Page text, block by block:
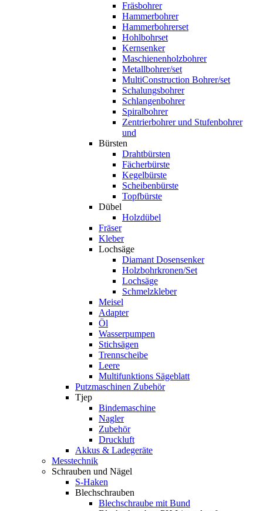
Fräsbohrer
Hammerbohrer
Hammerbohrerset
Hohlbohrset
Kernsenker
Maschienenholzbohrer
Metallbohrer/set
MultiConstruction Bohrer/set
Schalungsbohrer
Schlangenbohrer
Spiralbohrer
Zentrierbohrer und Stufenbohrer
und
Bürsten
Drahtbürsten
Fächerbürste
Kegelbürste
Scheibenbürste
Topfbürste
Dübel
Holzdübel
Fräser
Kleber
Lochsäge
Diamant Dosensenker
Holzbohrkronen/Set
Lochsäge
Schmelzkleber
Meisel
Adapter
Öl
Wasserpumpen
Stichsägen
Trennscheibe
Leere
Multifunktions Sägeblatt
Putzmaschinen Zubehör
Tjep
Bindemaschine
Nagler
Zubehör
Druckluft
Akkus & Ladegeräte
Messtechnik
Schrauben und Nägel
S-Haken
Blechschrauben
Blechschraube mit Bund